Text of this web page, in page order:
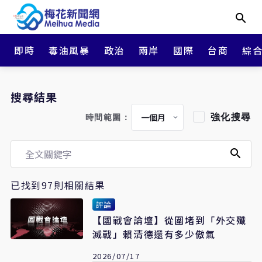
即時 毒油風暴 政治 兩岸 國際 台商 綜
搜尋結果
時間範圍： 強化搜尋
已找到97則相關結果
評論
【國戰會論壇】從圍堵到「外交殲
滅戰」賴清德還有多少傲氣
2026/07/17